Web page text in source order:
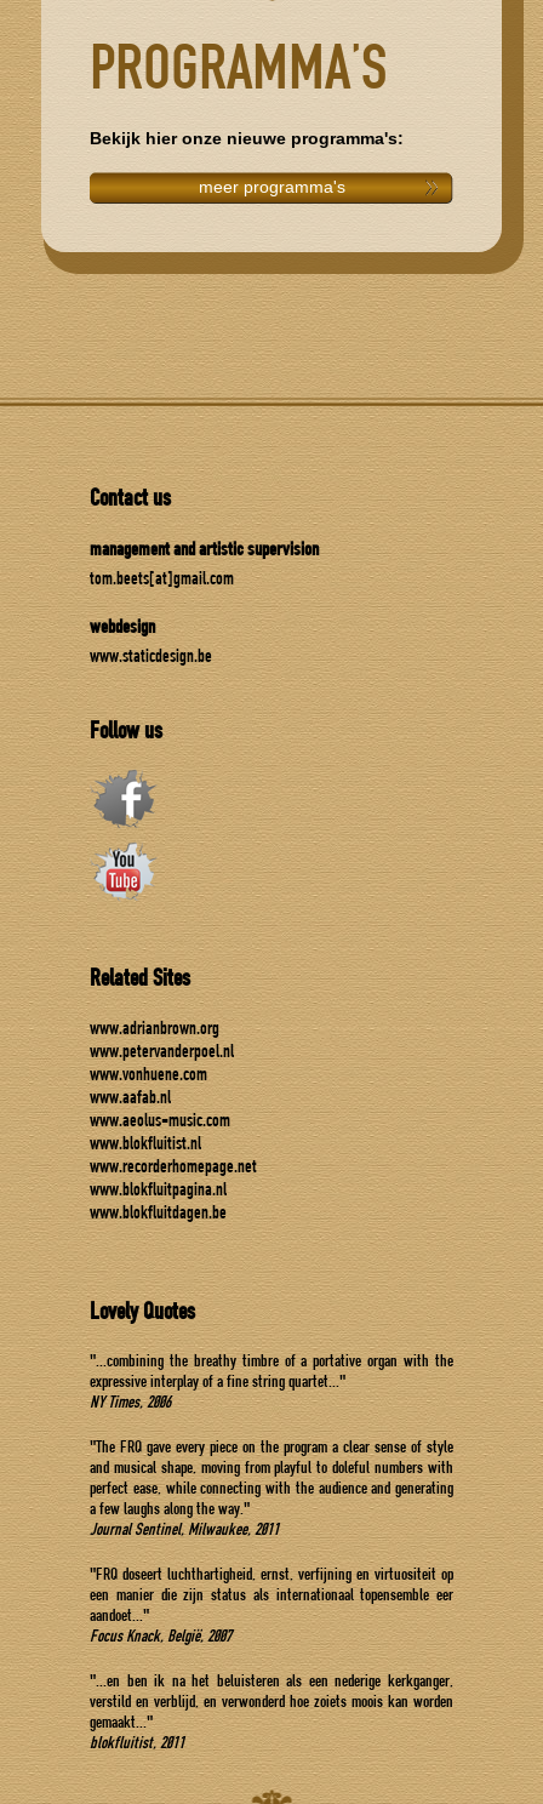
PROGRAMMA’S
Bekijk hier onze nieuwe programma's:
meer programma's
Contact us
management and artistic supervision
tom.beets[at]gmail.com
webdesign
www.staticdesign.be
Follow us
Related Sites
www.adrianbrown.org
www.petervanderpoel.nl
www.vonhuene.com
www.aafab.nl
www.aeolus-music.com
www.blokfluitist.nl
www.recorderhomepage.net
www.blokfluitpagina.nl
www.blokfluitdagen.be
Lovely Quotes
"...combining the breathy timbre of a portative organ with the
expressive interplay of a fine string quartet..."
NY Times, 2006
"The FRQ gave every piece on the program a clear sense of style
and musical shape, moving from playful to doleful numbers with
perfect ease, while connecting with the audience and generating
a few laughs along the way."
Journal Sentinel, Milwaukee, 2011
"FRQ doseert luchthartigheid, ernst, verfijning en virtuositeit op
een manier die zijn status als internationaal topensemble eer
aandoet..."
Focus Knack, België, 2007
"...en ben ik na het beluisteren als een nederige kerkganger,
verstild en verblijd, en verwonderd hoe zoiets moois kan worden
gemaakt..."
blokfluitist, 2011